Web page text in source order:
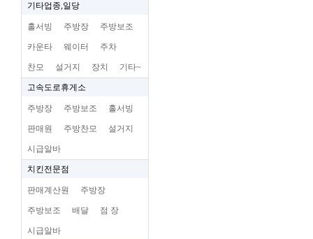
기타업종,일당
홀서빙 주방장 주방보조
카운타 웨이터 주차
찬모 설거지 장치 기타~
고속도로휴게소
주방장 주방보조 홀서빙
판매원 주방찬모 설거지
시급알바
치킨전문점
판매계산원 주방장
주방보조 배달 점 장
시급알바